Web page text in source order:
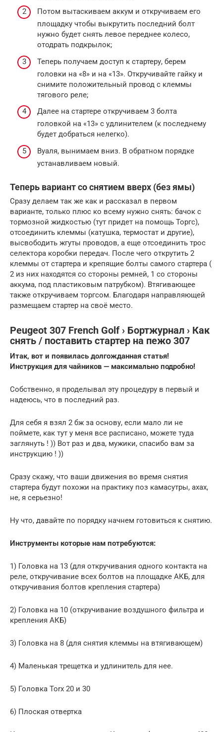
Потом вытаскиваем аккум и откручиваем его
площадку чтобы выкрутить последний болт
нужно будет снять левое переднее колесо,
отодрать подкрылок;
Теперь получаем доступ к стартеру, берем
головки на «8» и на «13». Откручивайте гайку и
снимите положительный провод с клеммы
тягового реле;
Далее на стартере откручиваем 3 болта
головкой на «13» с удлинителем (к последнему
будет добраться нелегко).
Вуаля, вынимаем вниз. В обратном порядке
устанавливаем новый.
Теперь вариант со снятием вверх (без ямы)
Сразу делаем так же как и рассказал в первом
варианте, только плюс ко всему нужно снять: бачок с
тормозной жидкостью (тут придет на помощь Торгс),
отсоединить клеммы (катушка, термостат и другие),
высвободить жгуты проводов, а еще отсоединить трос
селектора коробки передач. После чего открутить 2
клеммы от стартера и крепящие болты самого стартера (
2 из них находятся со стороны ремней, 1 со стороны
аккума, под пластиковым патрубком). Втягивающее
также откручиваем торгсом. Благодаря направляющей
размещаем стартер на своё место.
Peugeot 307 French Golf › Бортжурнал › Как
снять / поставить стартер на пежо 307
Итак, вот и появилась долгожданная статья!
Инструкция для чайников — максимально подробно!
Собственно, я проделывал эту процедуру в первый и
надеюсь, что в последний раз.
Для себя я взял 2 бж за основу, если мало ли не
поймете, как тут у меня все расписано, можете туда
заглянуть ! )) Вот раз и два, мужики, спасибо вам за
инструкцию ! ))
Сразу скажу, что ваши движения во время снятия
стартера будут похожи на практику поз камасутры, ахах,
не, я серьезно!
Ну что, давайте по порядку начнем готовиться к снятию.
Инструменты которые нам потребуются:
1) Головка на 13 (для откручивания одного контакта на
реле, откручивание всех болтов на площадке АКБ, для
откручивания болтов крепления стартера)
2) Головка на 10 (откручивание воздушного фильтра и
крепления АКБ)
3) Головка на 8 (для снятия клеммы на втягивающем)
4) Маленькая трещетка и удлинитель для нее.
5) Головка Torx 20 и 30
6) Плоская отвертка